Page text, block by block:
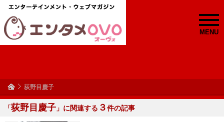
MENU
荻野目慶子
「荻野目慶子 」に関連する ３件の記事